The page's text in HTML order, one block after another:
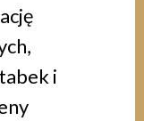
i